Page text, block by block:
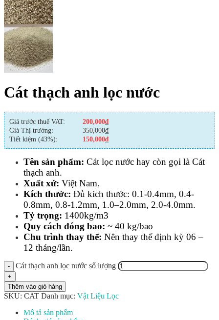
Cát thạch anh lọc nước
Giá trước thuế VAT: 200,000₫
Giá Thị trường:
350,000₫
Tiết kiệm (43%):
150,000₫
Tên sản phẩm: Cát lọc nước hay còn gọi là Cát
thạch anh.
Xuất xứ: Việt Nam.
Kích thước: Đủ kích thước: 0.1-0.4mm, 0.4-
0.8mm, 0.8-1.2mm, 1.0–2.0mm, 2.0-4.0mm.
Tỷ trọng: 1400kg/m3
Quy cách đóng bao: ~ 40 kg/bao
Chu trình thay thế: Nên thay thế định kỳ 06 –
12 tháng/lần.
Cát thạch anh lọc nước số lượng
Thêm vào giỏ hàng
SKU: CAT Danh mục: Vật Liệu Lọc
Mô tả sản phẩm